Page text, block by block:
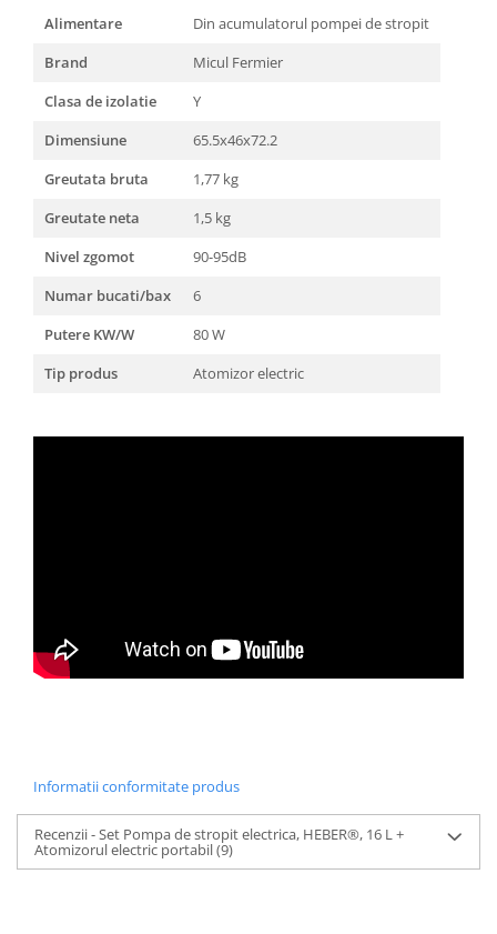
Alimentare
Din acumulatorul pompei de stropit
Brand
Micul Fermier
Clasa de izolatie
Y
Dimensiune
65.5x46x72.2
Greutata bruta
1,77 kg
Greutate neta
1,5 kg
Nivel zgomot
90-95dB
Numar bucati/bax
6
Putere KW/W
80 W
Tip produs
Atomizor electric
Informatii conformitate produs
Recenzii - Set Pompa de stropit electrica, HEBER®, 16 L +
Atomizorul electric portabil(9)